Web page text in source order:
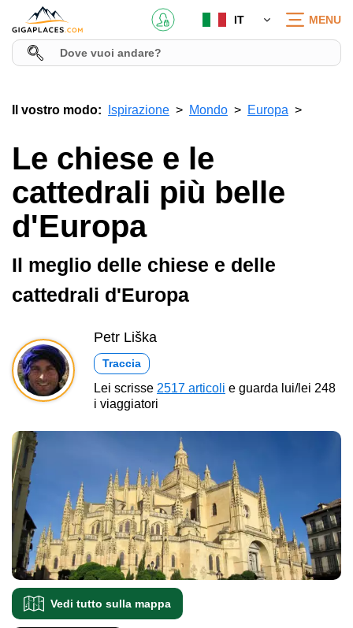
IT MENU
Il vostro modo: Ispirazione Mondo Europa
Le chiese e le
cattedrali più belle
d'Europa
Il meglio delle chiese e delle
cattedrali d'Europa
Petr Liška
Traccia
Lei scrisse 2517 articoli e guarda lui/lei 248
i viaggiatori
Vedi tutto sulla mappa